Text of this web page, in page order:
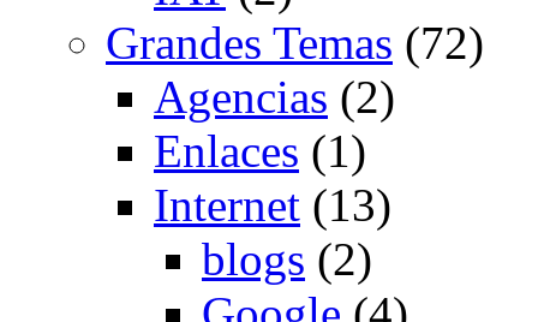
Grandes Temas (72)
Agencias (2)
Enlaces (1)
Internet (13)
blogs (2)